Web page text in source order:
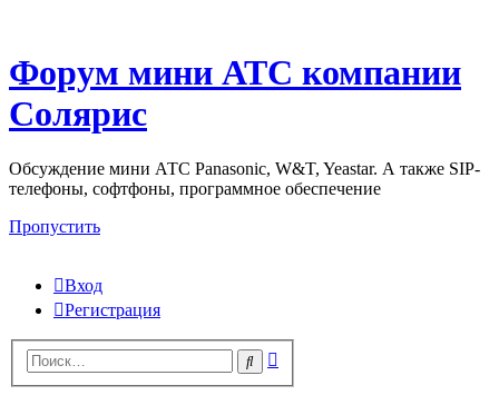
Форум мини АТС компании
Солярис
Обсуждение мини АТС Panasonic, W&T, Yeastar. А также SIP-
телефоны, софтфоны, программное обеспечение
Пропустить
Вход
Регистрация
Поиск